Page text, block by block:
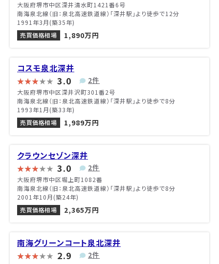
大阪府堺市中区深井清水町1421番6号
南海泉北線（旧：泉北高速鉄道線）「深井駅」より徒歩で12分
1991年3月(築35年)
売買価格相場
1,890万円
コスモ泉北深井
3.0 2件
大阪府堺市中区深井沢町301番2号
南海泉北線（旧：泉北高速鉄道線）「深井駅」より徒歩で8分
1993年1月(築33年)
売買価格相場
1,989万円
クラウンセゾン深井
3.0 2件
大阪府堺市中区堀上町1082番
南海泉北線（旧：泉北高速鉄道線）「深井駅」より徒歩で8分
2001年10月(築24年)
売買価格相場
2,365万円
南海グリーンコート泉北深井
2.9 2件